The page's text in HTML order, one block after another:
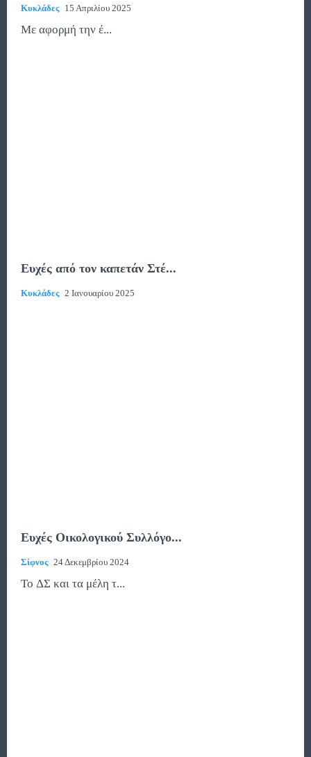
Κυκλάδες 15 Απριλίου 2025
Με αφορμή την έ...
Ευχές από τον καπετάν Στέ...
Κυκλάδες 2 Ιανουαρίου 2025
Ευχές Οικολογικού Συλλόγο...
Σίφνος 24 Δεκεμβρίου 2024
Το ΔΣ και τα μέλη τ...